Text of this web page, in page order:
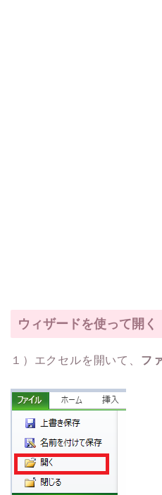
ウィザードを使って開く
１）エクセルを開いて、 フ